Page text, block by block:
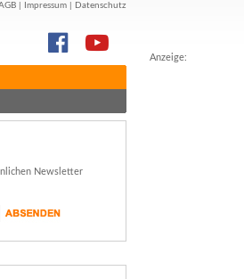
Anzeige:
Impressum Datenschutz
Newsletter